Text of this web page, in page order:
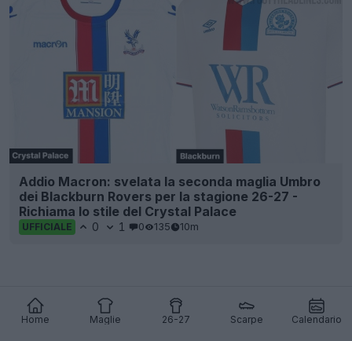
Home Maglie 26-27 Scarpe Calendario
Addio Macron: svelata la seconda maglia Umbro
dei Blackburn Rovers per la stagione 26-27 -
Richiama lo stile del Crystal Palace
UFFICIALE 0 1 0 135 10m